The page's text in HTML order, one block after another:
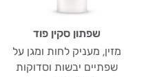
שפתון סקין פוד
מזין, מעניק לחות ומגן על
שפתיים יבשות וסדוקות